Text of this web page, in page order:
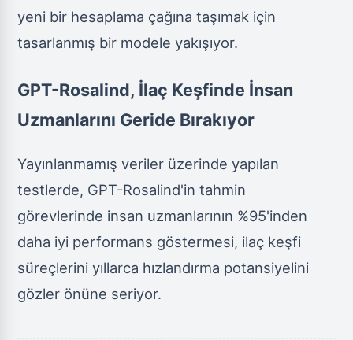
yeni bir hesaplama çağına taşımak için
tasarlanmış bir modele yakışıyor.
GPT-Rosalind, İlaç Keşfinde İnsan
Uzmanlarını Geride Bırakıyor
Yayınlanmamış veriler üzerinde yapılan
testlerde, GPT-Rosalind'in tahmin
görevlerinde insan uzmanlarının %95'inden
daha iyi performans göstermesi, ilaç keşfi
süreçlerini yıllarca hızlandırma potansiyelini
gözler önüne seriyor.